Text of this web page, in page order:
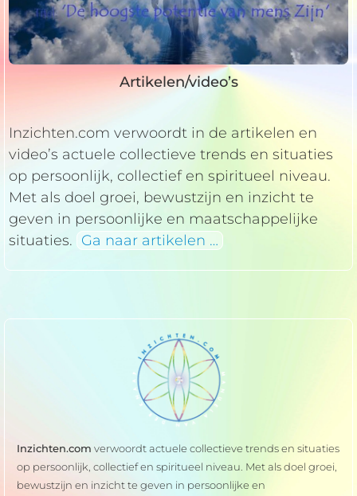
Artikelen/video’s
Inzichten.com verwoordt in de artikelen en
video’s actuele collectieve trends en situaties
op persoonlijk, collectief en spiritueel niveau.
Met als doel groei, bewustzijn en inzicht te
geven in persoonlijke en maatschappelijke
situaties. Ga naar artikelen …
Inzichten.com verwoordt actuele collectieve trends en situaties
op persoonlijk, collectief en spiritueel niveau. Met als doel groei,
bewustzijn en inzicht te geven in persoonlijke en